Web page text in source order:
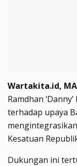
Wartakita.id,
Ramdhan
terhadap upaya
Kesatuan
Dukungan ini